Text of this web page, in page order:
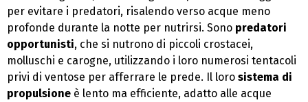
per evitare i predatori, risalendo verso acque meno
profonde durante la notte per nutrirsi. Sono predatori
opportunisti, che si nutrono di piccoli crostacei,
molluschi e carogne, utilizzando i loro numerosi tentacoli
privi di ventose per afferrare le prede. Il loro sistema di
propulsione è lento ma efficiente, adatto alle acque